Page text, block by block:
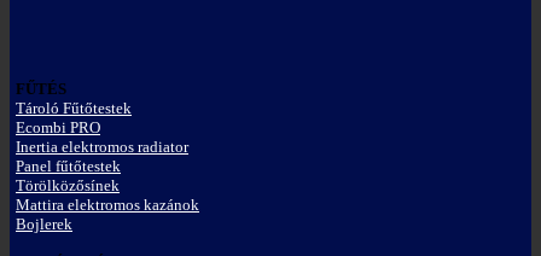
FŰTÉS
Tároló Fűtőtestek
Ecombi PRO
Inertia elektromos radiator
Panel fűtőtestek
Törölközősínek
Mattira elektromos kazánok
Bojlerek